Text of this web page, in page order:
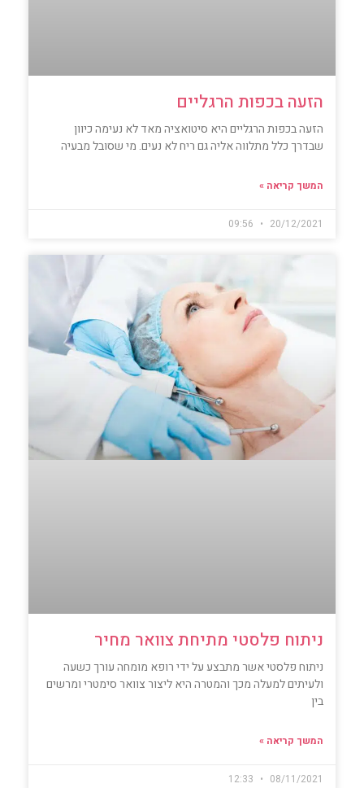
הזעה בכפות הרגליים
הזעה בכפות הרגליים היא סיטואציה מאד לא נעימה כיוון
שבדרך כלל מתלווה אליה גם ריח לא נעים. מי שסובל מבעיה
המשך קריאה »
20/12/2021
ניתוח פלסטי מתיחת צוואר מחיר
ניתוח פלסטי אשר מתבצע על ידי רופא מומחה עורך כשעה
ולעיתים למעלה מכך והמטרה היא ליצור צוואר סימטרי ומרשים
בין
המשך קריאה »
08/11/2021